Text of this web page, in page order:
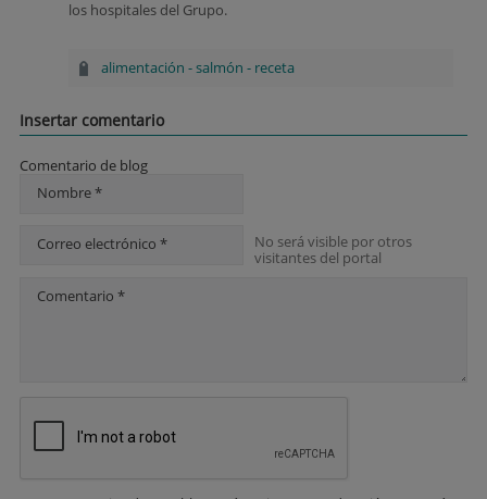
los hospitales del Grupo.
alimentación -salmón - receta
Insertar comentario
Comentario de blog
Nombre *
Correo electrónico *
No será visible por otros
visitantes del portal
Comentario *